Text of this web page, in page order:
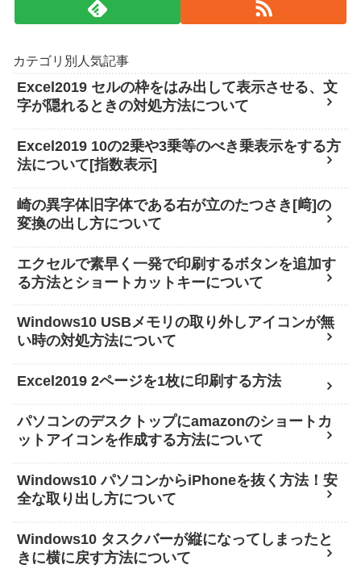
カテゴリ別人気記事
Excel2019 セルの枠をはみ出して表示させる、文
字が隠れるときの対処方法について
Excel2019 10の2乗や3乗等のべき乗表示をする方
法について[指数表示]
崎の異字体旧字体である右が立のたつさき[﨑]の
変換の出し方について
エクセルで素早く一発で印刷するボタンを追加す
る方法とショートカットキーについて
Windows10 USBメモリの取り外しアイコンが無
い時の対処方法について
Excel2019 2ページを1枚に印刷する方法
パソコンのデスクトップにamazonのショートカ
ットアイコンを作成する方法について
Windows10 パソコンからiPhoneを抜く方法！安
全な取り出し方について
Windows10 タスクバーが縦になってしまったと
きに横に戻す方法について